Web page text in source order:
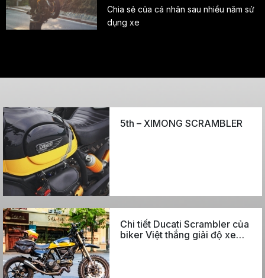
Chia sẻ của cá nhân sau nhiều năm sử
dụng xe
5th – XIMONG SCRAMBLER
Chi tiết Ducati Scrambler của
biker Việt thắng giải độ xe